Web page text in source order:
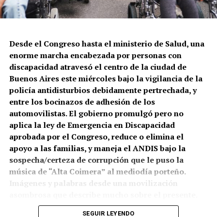
matar. En este caso a Leonardo Vargas, quien quedó
gravemente herido y pelea por sobrevivir. Lo que
intentaba que una persona en situación de calle no le
robara su celular.
Vecinas y vecinos de Constitución, reclamando en la
estaban robando el celular.
El mapa del caravanazo.
A pie, a caballo, en autos y toda clase de vehículos la
provincia salió a las rutas y calles. Lo que está en
juego es una explotación de la minería metalífera a
gran escala, de oro y cobre, que atraviesa la cuenca
millones de habitantes, a más de 9.000 industrias y
Desde el Congreso hasta el ministerio de Salud, una
enorme marcha encabezada por personas con
discapacidad atravesó el centro de la ciudad de
Buenos Aires este miércoles bajo la vigilancia de la
policía antidisturbios debidamente pertrechada, y
entre los bocinazos de adhesión de los
automovilistas. El gobierno promulgó pero no
aplica la ley de Emergencia en Discapacidad
aprobada por el Congreso, reduce o elimina el
apoyo a las familias, y maneja el ANDIS bajo la
sospecha/certeza de corrupción que le puso la
música de “Alta Coimera” al mediodía porteño.
Imágenes y palabras desde una movilización
SEGUIR LEYENDO